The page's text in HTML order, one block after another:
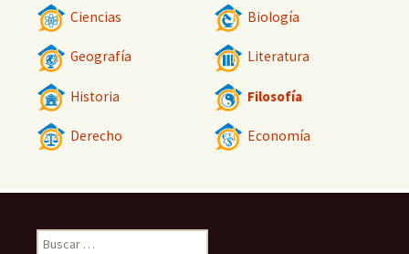
Ciencias Biología
Geografía Literatura
Historia Filosofía
Derecho Economía
Buscar: